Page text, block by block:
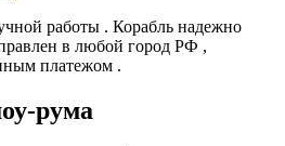
работы . Корабль надежно
в любой город РФ ,
платежом .
рума